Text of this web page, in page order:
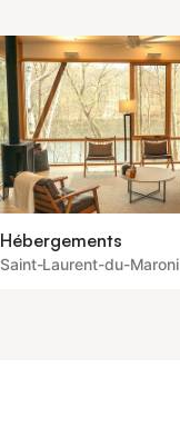
Hébergements
Saint-Laurent-du-Maroni